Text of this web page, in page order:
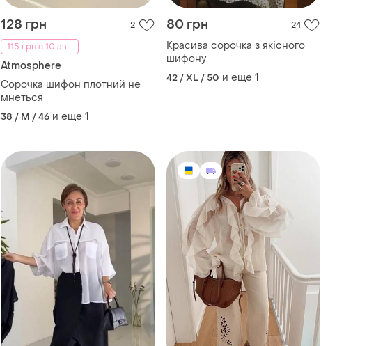
128 грн
2
115 грн с 10 авг.
Atmosphere
Cорочка шифон плотний не
мнеться
38 / M / 46 и еще 1
80 грн 24
Красива сорочка з якісного
шифону
42 / XL / 50 и еще 1